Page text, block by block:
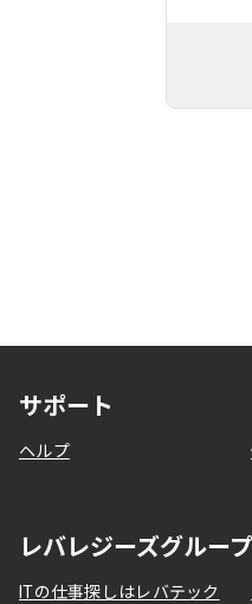
サポート
ヘルプ
レバレジーズグルー
ITの仕事探しはレバテック